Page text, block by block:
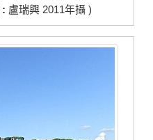
: 盧瑞興 2011年攝 )